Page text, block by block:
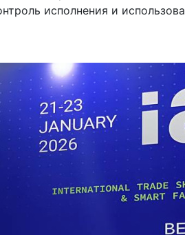
исполнения и